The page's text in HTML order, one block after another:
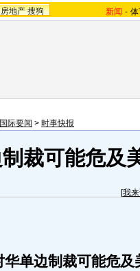
地产 搜狗 新闻 -
国际要闻 > 时事快报
裁可能危及
[我
单边制裁可能危及